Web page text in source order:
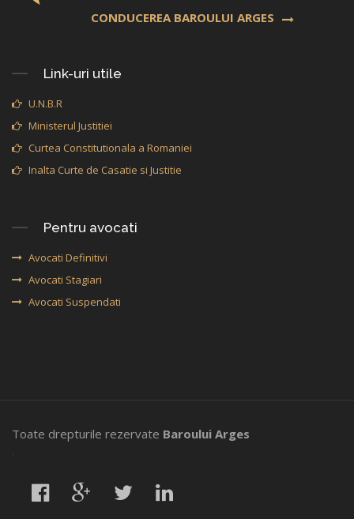
CONDUCEREA BAROULUI ARGES
Link-uri utile
U.N.B.R
Ministerul Justitiei
Curtea Constitutionala a Romaniei
Inalta Curte de Casatie si Justitie
Pentru avocati
Avocati Definitivi
Avocati Stagiari
Avocati Suspendati
Toate drepturile rezervate Baroului Arges